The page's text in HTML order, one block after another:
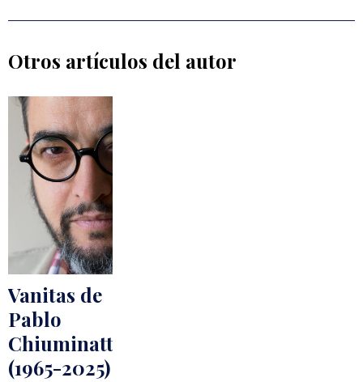
Otros artículos del autor
Vanitas de
Pablo
Chiuminatto
(1965-2025)